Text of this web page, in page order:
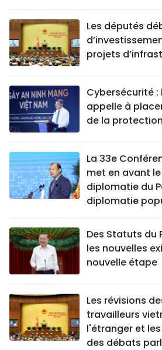
Les députés
projets
Cybersécurité :
appelle à
de la
La 33e
met en avant
diplomatie du
diplomatie
Des Statuts du
les nouvelles
nouvelle étape
Les révisions
travailleurs
l'étranger et
des débats